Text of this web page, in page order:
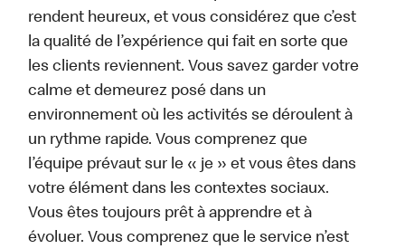
rendent heureux, et vous considérez que c’est
la qualité de l’expérience qui fait en sorte que
les clients reviennent. Vous savez garder votre
calme et demeurez posé dans un
environnement où les activités se déroulent à
un rythme rapide. Vous comprenez que
l’équipe prévaut sur le « je » et vous êtes dans
votre élément dans les contextes sociaux.
Vous êtes toujours prêt à apprendre et à
évoluer. Vous comprenez que le service n’est